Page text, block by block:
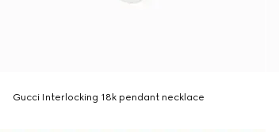
Gucci Interlocking 18k pendant necklace